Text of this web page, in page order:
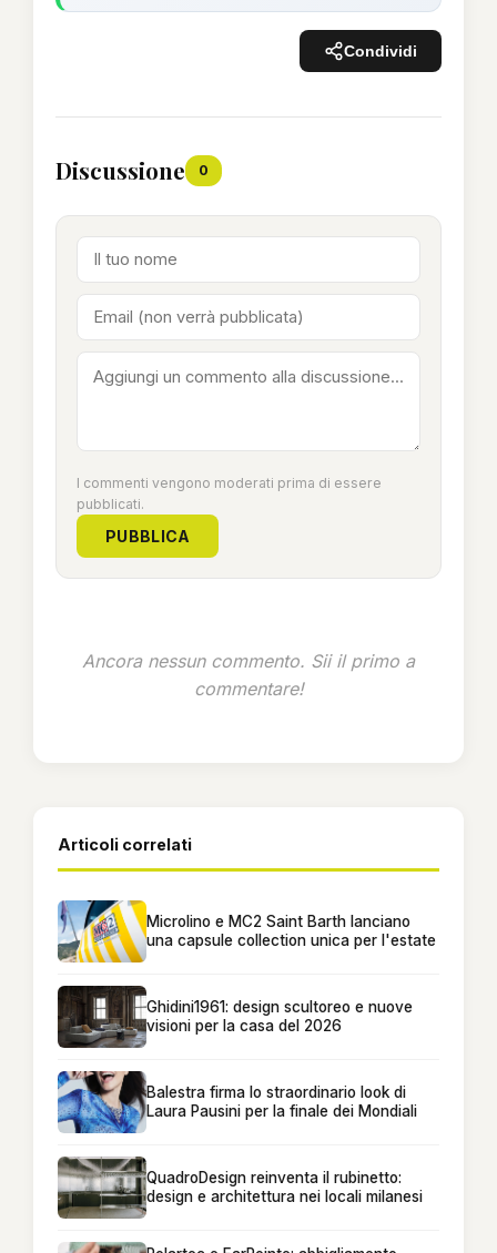
Condividi
Discussione 0
I commenti vengono moderati prima di essere
pubblicati.
PUBBLICA
Ancora nessun commento. Sii il primo a
commentare!
Articoli correlati
Microlino e MC2 Saint Barth lanciano
una capsule collection unica per l'estate
Ghidini1961: design scultoreo e nuove
visioni per la casa del 2026
Balestra firma lo straordinario look di
Laura Pausini per la finale dei Mondiali
QuadroDesign reinventa il rubinetto:
design e architettura nei locali milanesi